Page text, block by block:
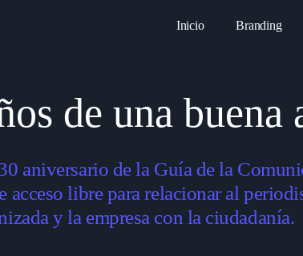
Inicio Branding
de una buena
aniversario de la Guía de la
acceso libre para relacionar al
y la empresa con la ciudadanía.